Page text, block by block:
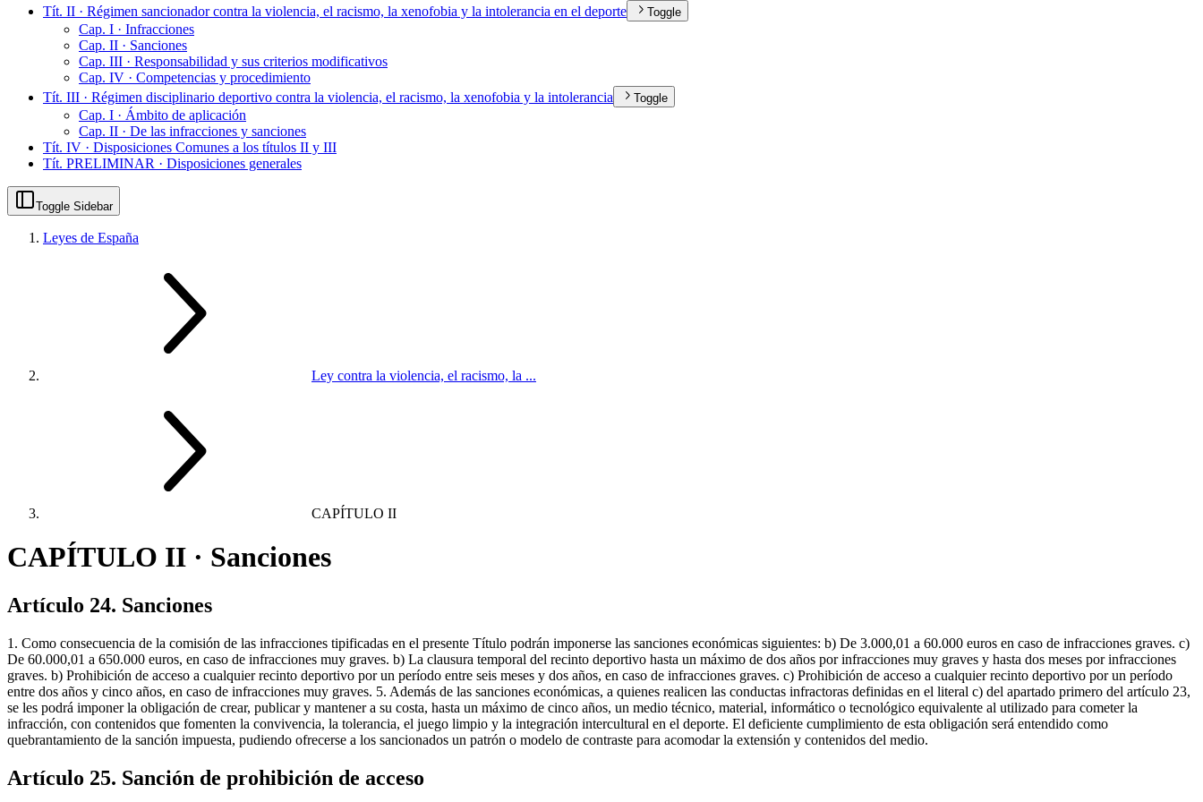
Tít. II · Régimen sancionador contra la violencia, el racismo, la xenofobia y la intolerancia en el deporte
Toggle
Cap. I · Infracciones
Cap. II · Sanciones
Cap. III · Responsabilidad y sus criterios modificativos
Cap. IV · Competencias y procedimiento
Tít. III · Régimen disciplinario deportivo contra la violencia, el racismo, la xenofobia y la intolerancia
Toggle
Cap. I · Ámbito de aplicación
Cap. II · De las infracciones y sanciones
Tít. IV · Disposiciones Comunes a los títulos II y III
Tít. PRELIMINAR · Disposiciones generales
Toggle Sidebar
Leyes de España
Ley contra la violencia, el racismo, la ...
CAPÍTULO II
CAPÍTULO II · Sanciones
Artículo 24. Sanciones
1. Como consecuencia de la comisión de las infracciones tipificadas en el presente Título podrán imponerse las sanciones económicas siguientes: b) De 3.000,01 a 60.000 euros en caso de infracciones graves. c)
De 60.000,01 a 650.000 euros, en caso de infracciones muy graves. b) La clausura temporal del recinto deportivo hasta un máximo de dos años por infracciones muy graves y hasta dos meses por infracciones
graves. b) Prohibición de acceso a cualquier recinto deportivo por un período entre seis meses y dos años, en caso de infracciones graves. c) Prohibición de acceso a cualquier recinto deportivo por un período
entre dos años y cinco años, en caso de infracciones muy graves. 5. Además de las sanciones económicas, a quienes realicen las conductas infractoras definidas en el literal c) del apartado primero del artículo 23,
se les podrá imponer la obligación de crear, publicar y mantener a su costa, hasta un máximo de cinco años, un medio técnico, material, informático o tecnológico equivalente al utilizado para cometer la
infracción, con contenidos que fomenten la convivencia, la tolerancia, el juego limpio y la integración intercultural en el deporte. El deficiente cumplimiento de esta obligación será entendido como
quebrantamiento de la sanción impuesta, pudiendo ofrecerse a los sancionados un patrón o modelo de contraste para acomodar la extensión y contenidos del medio.
Artículo 25. Sanción de prohibición de acceso